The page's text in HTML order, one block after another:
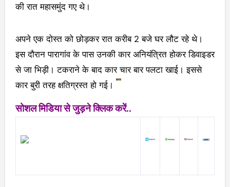
की रात महासमुंद गए थे।
अपने एक दोस्त को छोड़कर रात करीब 2 बजे घर लौट रहे थे।
इस दौरान पारागांव के पास उनकी कार अनियंत्रित होकर डिवाइडर
से जा भिड़ी। टकराने के बाद कार चार बार पलटा खाई। इससे
कार बुरी तरह क्षतिग्रस्त हो गई।
सोशल मिडिया से जुड़ने क्लिक करें..